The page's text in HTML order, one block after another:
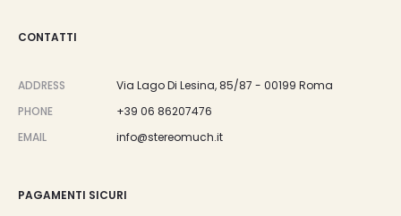
CONTATTI
ADDRESS
Via Lago Di Lesina, 85/87 - 00199 Roma
PHONE
+39 06 86207476
EMAIL
info@stereomuch.it
PAGAMENTI SICURI